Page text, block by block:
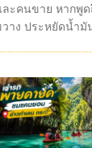
ะคนขาย หากพูด
าง ประหยัดน้ำมั